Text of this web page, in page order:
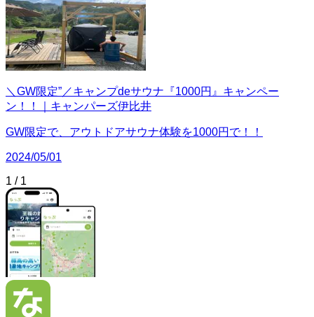
＼GW限定”／キャンプdeサウナ『1000円』キャンペー
ン！！｜キャンパーズ伊比井
GW限定で、アウトドアサウナ体験を1000円で！！
2024/05/01
1 / 1